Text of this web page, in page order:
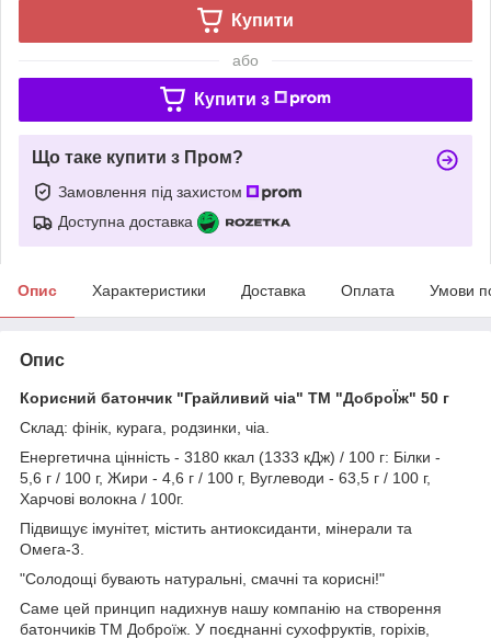
Купити
або
Купити з
Що таке купити з Пром?
Замовлення під захистом
Доступна доставка
Опис Характеристики Доставка Оплата Умови
Опис
Корисний батончик "Грайливий чіа" ТМ "ДоброЇж" 50 г
Склад: фінік, курага, родзинки, чіа.
Енергетична цінність - 3180 ккал (1333 кДж) / 100 г: Білки -
5,6 г / 100 г, Жири - 4,6 г / 100 г, Вуглеводи - 63,5 г / 100 г,
Харчові волокна / 100г.
Підвищує імунітет, містить антиоксиданти, мінерали та
Омега-3.
"Солодощі бувають натуральні, смачні та корисні!"
Саме цей принцип надихнув нашу компанію на створення
батончиків ТМ Доброїж. У поєднанні сухофруктів, горіхів,